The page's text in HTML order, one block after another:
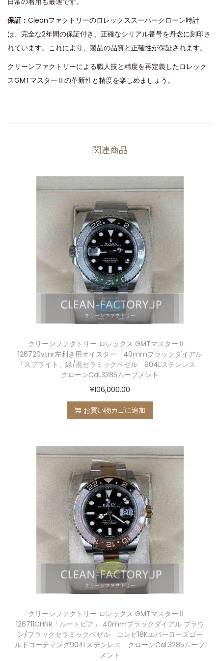
保証： Cleanファクトリーのロレックススーパークローン時計
は、完全な2年間の保証付き、正確なシリアル番号を丹念に刻印さ
れています。これにより、製品の品質と正確性が保証されます。
クリーンファクトリーによる職人技と精度を再定義したロレック
スGMTマスターⅡの革新性と精度を楽しめましょう。
関連商品
クリーンファクトリー ロレックス GMTマスターⅡ
126720vtnr左利き用オイスター 40mmブラックダイアル
「スプライト」緑/黒セラミックベゼル 904Lステンレス
クローンCal.3285ムーブメント
¥106,000.00
お買い物カゴに追加
クリーンファクトリー ロレックス GMTマスターⅡ
126711CHNR「ルートビア」 40mmブラックダイアル ブラウ
ン/ブラックセラミックベゼル コンビ18Kエバーローズゴー
ルドコーティング904Lステンレス クローンCal.3285ムーブ
メント